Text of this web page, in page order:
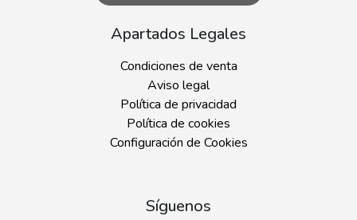
Apartados Legales
Condiciones de venta
Aviso legal
Política de privacidad
Política de cookies
Configuración de Cookies
Síguenos